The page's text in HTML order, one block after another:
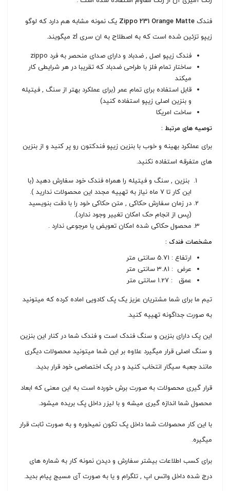
فندکZippo 231 Orange Matte یک نمونه مشابه هم دارد که لوگو
زیپو تزئین شده است که به اصطلاح به ان سری zl میگویند.
فندک زیپو اصل , ضدباد و دارای صدای منحصر به فرد zippo
ساختار تمام فلز با طراحی ضدباد که تقریبا در هر شرایطی کار
میکند
قابل استفاده برای تمام عمر (برای عملکرد بهتر از سنگ , فیتیله
و بنزین اصلی زیپو استفاده کنید)
ساخت امریکا
توصیه های مرتبط :
برای عملکرد بهینه و خوب با بنزین زیپو فندکتون رو پر کنید و از بنزین
های متفرقه استفاده نکنید.
بنزین , سنگ و فیتیله را همراه فندک خود سفارش دهید (با
این کار تا 7 ماه نیاز به تهییه مجدد این محصولات ندارید ).
در زمان سفارش حکاکی , متن حکاکی خود را با دقت بنویسید
(پس از انجام حک امکان تغییر وجود ندارد).
محصول حکاکی شده امکان تعویض یا مرجوعی ندارد .
مشخصات فندک :
ارتفاع : 5.71 سانتی متر
عرض : 3.81 سانتی متر
عمق : 1.27 سانتی متر
تیم ما برای شما مشتریان عزیز یک پک کادویی اماده کرده که میتونید
به صورت جداگونه تهییه کنید.
این پک دارای بنزین و سنگ فندک است و فندک شما در کنار این بنزین
و سنگ اصلی قرار میگیرد علاوه بر این شما میتونید محصولات دیگری
مانند جعبه سیگار انتخاب کنید و در پک اختصاصی خود قرار بدید.
قرار گیری محصولات به صورت برش خورده است به این معنی که ابعاد
محصول شما اندازه گیری میشه و با لیزر داخل پک بریده میشود.
با این کار محصولات شما داخل پک تکون نمیخوره و به صورت ثابت قرار
میگیره.
برای کسب اطلاعات بیشتر سفارش و دیدن نمونه کار به شماره های
درج شده داخل واتس اپ , تلگرام و یا به صورت آی مسیج پیام بدید.